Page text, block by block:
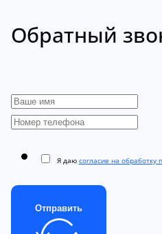
Обратный
Я даю согласие на
Отправить